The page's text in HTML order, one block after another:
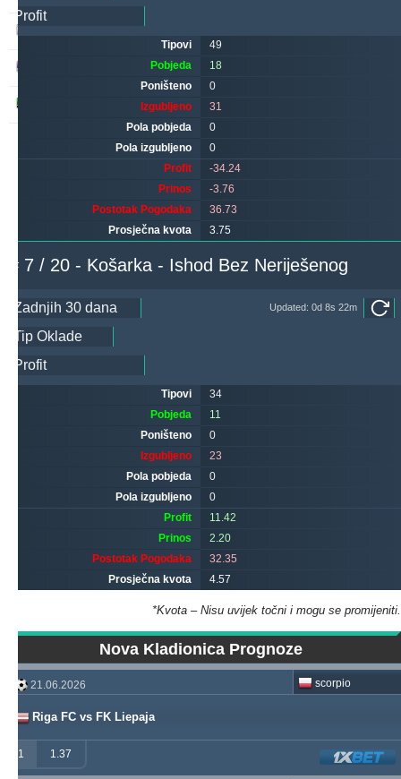
Tipovi
Pobjeda
Poništeno
Izgubljeno
Pola pobjeda
Pola izgubljeno
49
18
0
31
0
0
Profit
Prinos
Postotak Pogodaka
Prosječna kvota
-34.24
-3.76
36.73
3.75
# 7 / 20 - Košarka - Ishod Bez Neriješenog
Updated: 0d 8s 22m
Tipovi
Pobjeda
Poništeno
Izgubljeno
Pola pobjeda
Pola izgubljeno
34
11
0
23
0
0
Profit
Prinos
Postotak Pogodaka
Prosječna kvota
11.42
2.20
32.35
4.57
*Kvota – Nisu uvijek točni i mogu se promijeniti.
Nova Kladionica Prognoze
21.06.2026
Riga FC vs FK Liepaja
scorpio
1 1.37
5
8